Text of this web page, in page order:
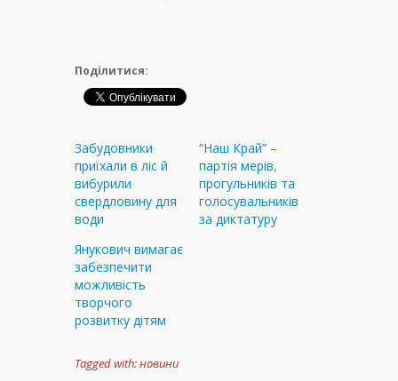
Поділитися:
Забудовники
приїхали в ліс й
вибурили
свердловину для
води
“Наш Край” –
партія мерів,
прогульників та
голосувальників
за диктатуру
Янукович вимагає
забезпечити
можливість
творчого
розвитку дітям
Tagged with:новини